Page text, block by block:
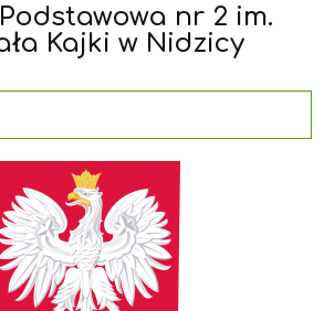
nr 2 im.
Kajki w Nidzicy